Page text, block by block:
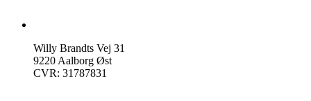
Willy Brandts Vej 31
9220 Aalborg Øst
CVR: 31787831